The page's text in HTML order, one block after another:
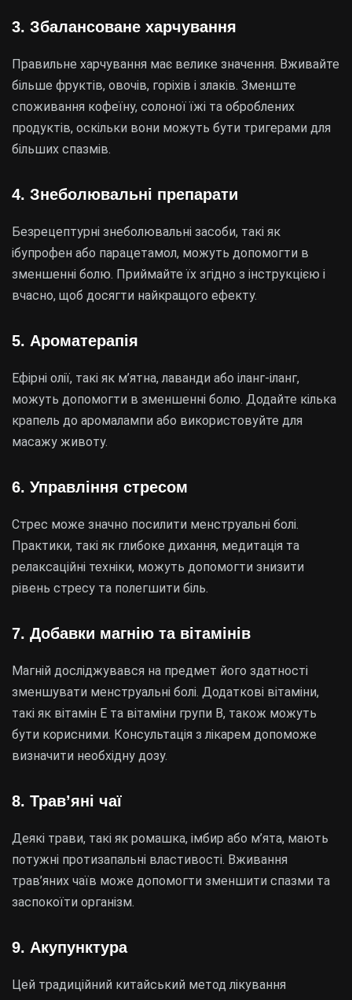
3. Збалансоване харчування
Правильне харчування має велике значення. Вживайте
більше фруктів, овочів, горіхів і злаків. Зменште
споживання кофеїну, солоної їжі та оброблених
продуктів, оскільки вони можуть бути тригерами для
більших спазмів.
4. Знеболювальні препарати
Безрецептурні знеболювальні засоби, такі як
ібупрофен або парацетамол, можуть допомогти в
зменшенні болю. Приймайте їх згідно з інструкцією і
вчасно, щоб досягти найкращого ефекту.
5. Ароматерапія
Ефірні олії, такі як м’ятна, лаванди або іланг-іланг,
можуть допомогти в зменшенні болю. Додайте кілька
крапель до аромалампи або використовуйте для
масажу животу.
6. Управління стресом
Стрес може значно посилити менструальні болі.
Практики, такі як глибоке дихання, медитація та
релаксаційні техніки, можуть допомогти знизити
рівень стресу та полегшити біль.
7. Добавки магнію та вітамінів
Магній досліджувався на предмет його здатності
зменшувати менструальні болі. Додаткові вітаміни,
такі як вітамін E та вітаміни групи B, також можуть
бути корисними. Консультація з лікарем допоможе
визначити необхідну дозу.
8. Трав’яні чаї
Деякі трави, такі як ромашка, імбир або м’ята, мають
потужні протизапальні властивості. Вживання
трав’яних чаїв може допомогти зменшити спазми та
заспокоїти організм.
9. Акупунктура
Цей традиційний китайський метод лікування